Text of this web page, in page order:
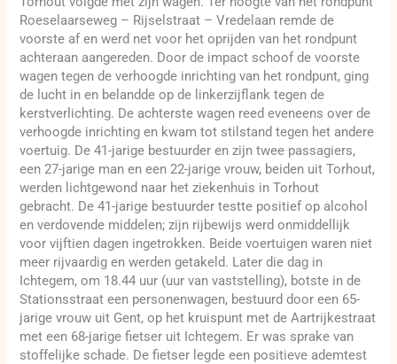
Roeselaarseweg – Rijselstraat – Vredelaan remde de
voorste af en werd net voor het oprijden van het rondpunt
achteraan aangereden. Door de impact schoof de voorste
wagen tegen de verhoogde inrichting van het rondpunt, ging
de lucht in en belandde op de linkerzijflank tegen de
kerstverlichting. De achterste wagen reed eveneens over de
verhoogde inrichting en kwam tot stilstand tegen het andere
voertuig. De 41-jarige bestuurder en zijn twee passagiers,
een 27-jarige man en een 22-jarige vrouw, beiden uit Torhout,
werden lichtgewond naar het ziekenhuis in Torhout
gebracht. De 41-jarige bestuurder testte positief op alcohol
en verdovende middelen; zijn rijbewijs werd onmiddellijk
voor vijftien dagen ingetrokken. Beide voertuigen waren niet
meer rijvaardig en werden getakeld. Later die dag in
Ichtegem, om 18.44 uur (uur van vaststelling), botste in de
Stationsstraat een personenwagen, bestuurd door een 65-
jarige vrouw uit Gent, op het kruispunt met de Aartrijkestraat
met een 68-jarige fietser uit Ichtegem. Er was sprake van
stoffelijke schade. De fietser legde een positieve ademtest